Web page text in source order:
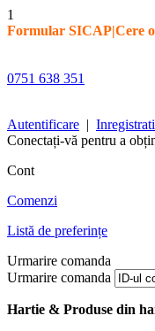
1
Formular SICAP|Cere
0751 638 351
Autentificare |
Conectați-vă pentru a
Cont
Comenzi
Listă de preferințe
Urmarire comanda
Urmarire comanda
Hartie & Produse din